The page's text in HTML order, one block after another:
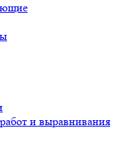
и выравнивания